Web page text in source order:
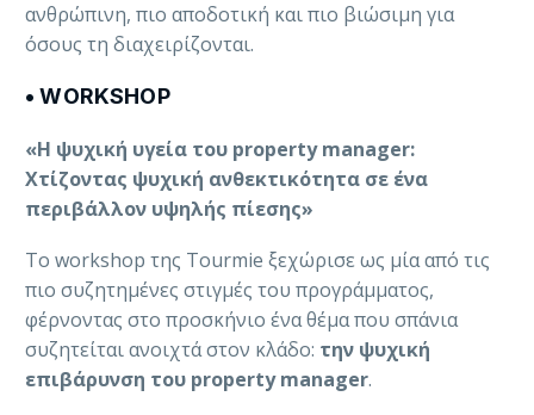
ανθρώπινη, πιο αποδοτική και πιο βιώσιμη για
όσους τη διαχειρίζονται.
• WORKSHOP
«Η ψυχική υγεία του property manager:
Χτίζοντας ψυχική ανθεκτικότητα σε ένα
περιβάλλον υψηλής πίεσης»
Το workshop της Tourmie ξεχώρισε ως μία από τις
πιο συζητημένες στιγμές του προγράμματος,
φέρνοντας στο προσκήνιο ένα θέμα που σπάνια
συζητείται ανοιχτά στον κλάδο: την ψυχική
επιβάρυνση του property manager.